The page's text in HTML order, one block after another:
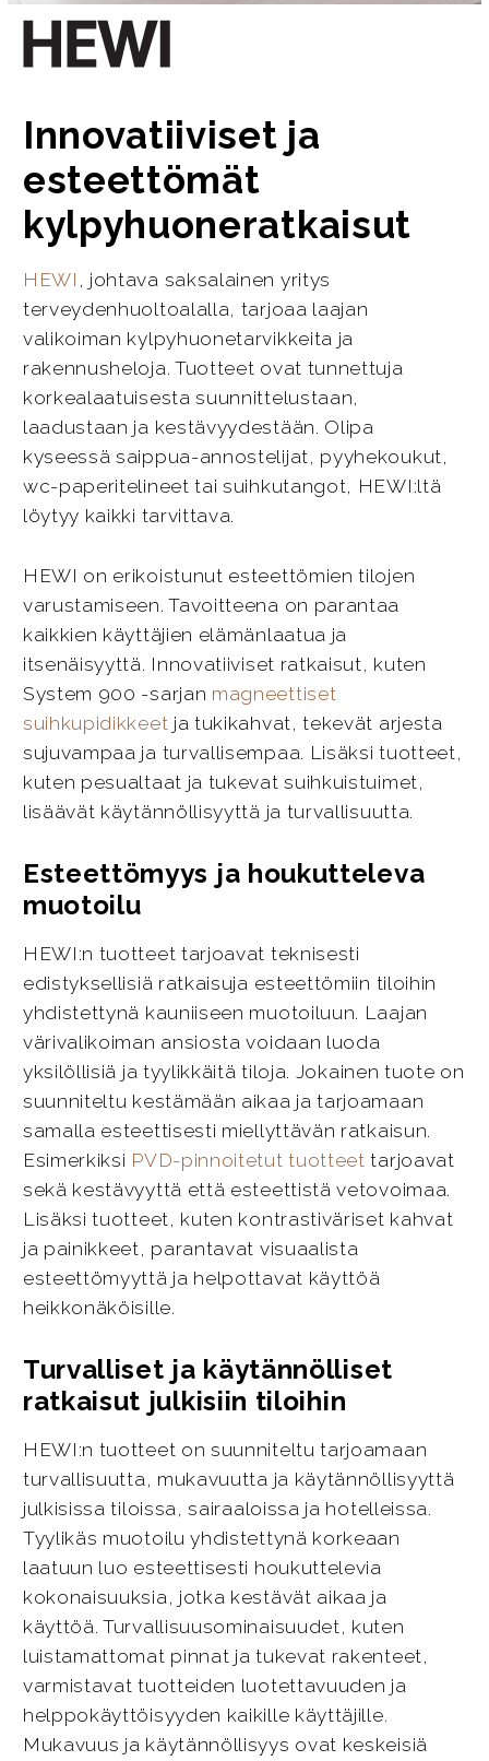
Innovatiiviset ja
esteettömät
kylpyhuoneratkaisut
HEWI , johtava saksalainen yritys
terveydenhuoltoalalla, tarjoaa laajan
valikoiman kylpyhuonetarvikkeita ja
rakennusheloja. Tuotteet ovat tunnettuja
korkealaatuisesta suunnittelustaan,
laadustaan ja kestävyydestään. Olipa
kyseessä saippua-annostelijat, pyyhekoukut,
wc-paperitelineet tai suihkutangot, HEWI:ltä
löytyy kaikki tarvittava.
HEWI on erikoistunut esteettömien tilojen
varustamiseen. Tavoitteena on parantaa
kaikkien käyttäjien elämänlaatua ja
itsenäisyyttä. Innovatiiviset ratkaisut, kuten
System 900 -sarjan magneettiset
suihkupidikkeet ja tukikahvat, tekevät arjesta
sujuvampaa ja turvallisempaa. Lisäksi tuotteet,
kuten pesualtaat ja tukevat suihkuistuimet,
lisäävät käytännöllisyyttä ja turvallisuutta.
Esteettömyys ja houkutteleva
muotoilu
HEWI:n tuotteet tarjoavat teknisesti
edistyksellisiä ratkaisuja esteettömiin tiloihin
yhdistettynä kauniiseen muotoiluun. Laajan
värivalikoiman ansiosta voidaan luoda
yksilöllisiä ja tyylikkäitä tiloja. Jokainen tuote on
suunniteltu kestämään aikaa ja tarjoamaan
samalla esteettisesti miellyttävän ratkaisun.
Esimerkiksi PVD-pinnoitetut tuotteet tarjoavat
sekä kestävyyttä että esteettistä vetovoimaa.
Lisäksi tuotteet, kuten kontrastiväriset kahvat
ja painikkeet, parantavat visuaalista
esteettömyyttä ja helpottavat käyttöä
heikkonäköisille.
Turvalliset ja käytännölliset
ratkaisut julkisiin tiloihin
HEWI:n tuotteet on suunniteltu tarjoamaan
turvallisuutta, mukavuutta ja käytännöllisyyttä
julkisissa tiloissa, sairaaloissa ja hotelleissa.
Tyylikäs muotoilu yhdistettynä korkeaan
laatuun luo esteettisesti houkuttelevia
kokonaisuuksia, jotka kestävät aikaa ja
käyttöä. Turvallisuusominaisuudet, kuten
luistamattomat pinnat ja tukevat rakenteet,
varmistavat tuotteiden luotettavuuden ja
helppokäyttöisyyden kaikille käyttäjille.
Mukavuus ja käytännöllisyys ovat keskeisiä